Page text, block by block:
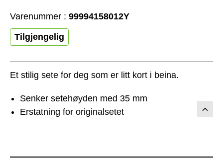
Et stilig sete for deg som er litt kort i beina.
Senker setehøyden med 35 mm
Erstatning for originalsetet
Varenummer : 99994158012Y
Tilgjengelig